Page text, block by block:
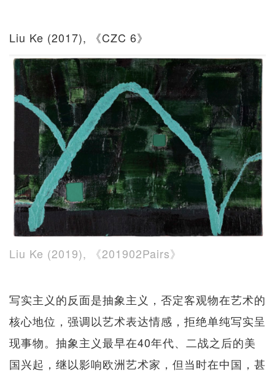
Liu Ke (2017), 《CZC 6》
Liu Ke (2019), 《201902Pairs》
写实主义的反面是抽象主义，否定客观物在艺术的
核心地位，强调以艺术表达情感，拒绝单纯写实呈
现事物。抽象主义最早在40年代、二战之后的美
国兴起，继以影响欧洲艺术家，但当时在中国，甚